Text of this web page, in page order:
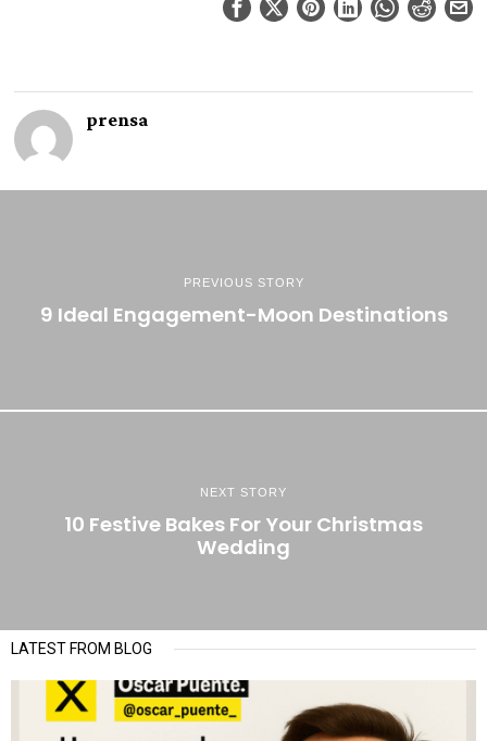
prensa
PREVIOUS STORY
9 Ideal Engagement-Moon Destinations
NEXT STORY
10 Festive Bakes For Your Christmas
Wedding
LATEST FROM BLOG